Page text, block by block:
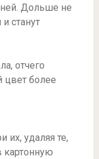
Дольше не
станут
их, удаляя те,
картонную